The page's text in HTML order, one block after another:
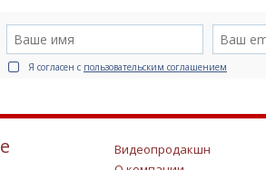
Я согласен с пользовательским соглашением
Видеопродакшн